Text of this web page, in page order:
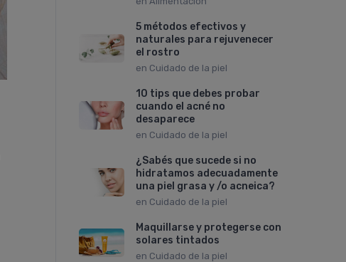
5 métodos efectivos y
naturales para rejuvenecer
el rostro
en Cuidado de la piel
10 tips que debes probar
cuando el acné no
desaparece
en Cuidado de la piel
¿Sabés que sucede si no
hidratamos adecuadamente
una piel grasa y /o acneica?
en Cuidado de la piel
Maquillarse y protegerse con
solares tintados
en Cuidado de la piel